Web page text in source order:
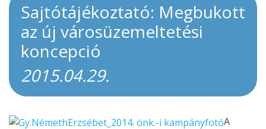
Sajtótájékoztató: Megbukott
az új városüzemeltetési
koncepció
2015.04.29.
A